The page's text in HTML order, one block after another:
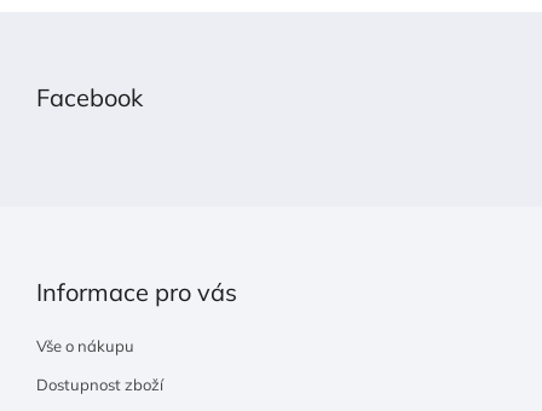
Facebook
Informace pro vás
Vše o nákupu
Dostupnost zboží